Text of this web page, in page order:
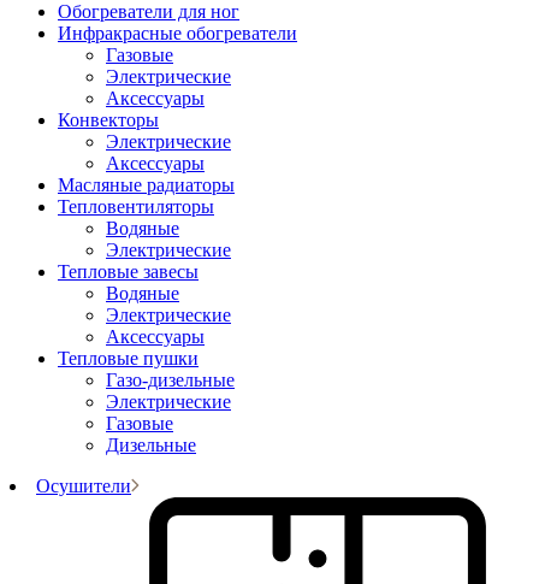
Обогреватели для ног
Инфракрасные обогреватели
Газовые
Электрические
Аксессуары
Конвекторы
Электрические
Аксессуары
Масляные радиаторы
Тепловентиляторы
Водяные
Электрические
Тепловые завесы
Водяные
Электрические
Аксессуары
Тепловые пушки
Газо-дизельные
Электрические
Газовые
Дизельные
Осушители